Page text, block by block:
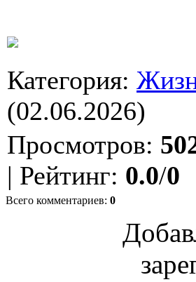
Категория:
(02.06.2026)
Просмотров:
| Рейтинг: 0.0/0
Всего комментариев: 0